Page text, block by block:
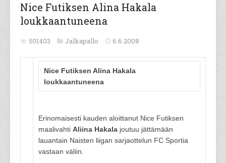
Nice Futiksen Alina Hakala
loukkaantuneena
501403 Jalkapallo 6.6.2008
Nice Futiksen Alina Hakala
loukkaantuneena
Erinomaisesti kauden aloittanut Nice Futiksen
maalivahti Aliina Hakala joutuu jättämään
lauantain Naisten liigan sarjaottelun FC Sportia
vastaan väliin.